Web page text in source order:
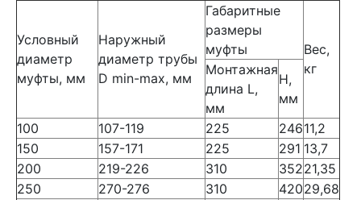
Условный
диаметр
муфты, мм
Наружный
диаметр трубы
D min-max, мм
Габаритные
размеры
муфты
Вес,
кг
Монтажная
длина L,
мм
H,
мм
100
107-119 225 24611,2
150
157-171 225 291 13,7
200
219-226 310 35221,35
250
270-276 310 42029,68